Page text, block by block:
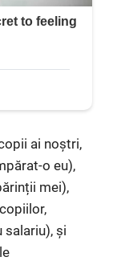
ai noștri,
o eu),
mei),
și